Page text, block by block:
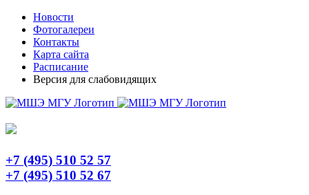
Skip
content
TelegramНовости
Фотогалереи
Контакты
Карта сайта
Расписание
Версия для слабовидящих
+7 (495) 510 52 57
+7 (495) 510 52 67